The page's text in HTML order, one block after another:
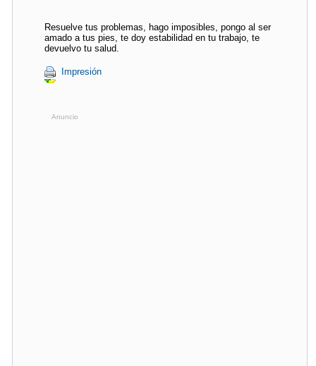
Resuelve tus problemas, hago imposibles, pongo al ser
amado a tus pies, te doy estabilidad en tu trabajo, te
devuelvo tu salud.
Impresión
Anuncio